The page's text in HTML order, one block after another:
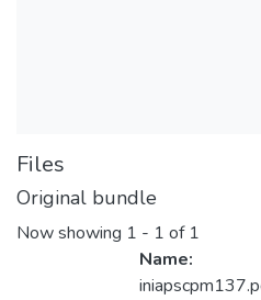
Files
Original bundle
Now showing 1 - 1 of 1
Name: